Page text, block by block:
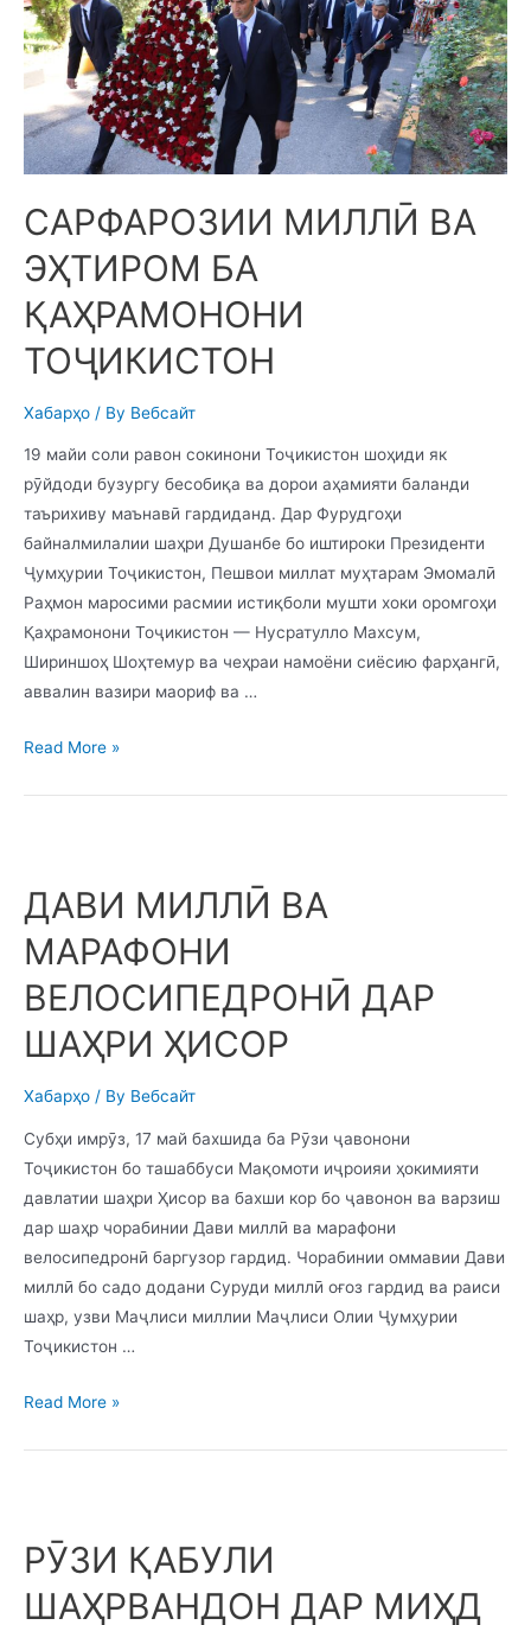
САРФАРОЗИИ МИЛЛӢ ВА
ЭҲТИРОМ БА
ҚАҲРАМОНОНИ
ТОҶИКИСТОН
Хабарҳо / By Вебсайт
19 майи соли равон сокинони Тоҷикистон шоҳиди як
рӯйдоди бузургу бесобиқа ва дорои аҳамияти баланди
таърихиву маънавӣ гардиданд. Дар Фурудгоҳи
байналмилалии шаҳри Душанбе бо иштироки Президенти
Ҷумҳурии Тоҷикистон, Пешвои миллат муҳтарам Эмомалӣ
Раҳмон маросими расмии истиқболи мушти хоки оромгоҳи
Қаҳрамонони Тоҷикистон — Нусратулло Махсум,
Шириншоҳ Шоҳтемур ва чеҳраи намоёни сиёсию фарҳангӣ,
аввалин вазири маориф ва …
Read More »
ДАВИ МИЛЛӢ ВА
МАРАФОНИ
ВЕЛОСИПЕДРОНӢ ДАР
ШАҲРИ ҲИСОР
Хабарҳо / By Вебсайт
Субҳи имрӯз, 17 май бахшида ба Рӯзи ҷавонони
Тоҷикистон бо ташаббуси Мақомоти иҷроияи ҳокимияти
давлатии шаҳри Ҳисор ва бахши кор бо ҷавонон ва варзиш
дар шаҳр чорабинии Дави миллӣ ва марафони
велосипедронӣ баргузор гардид. Чорабинии оммавии Дави
миллӣ бо садо додани Суруди миллӣ оғоз гардид ва раиси
шаҳр, узви Маҷлиси миллии Маҷлиси Олии Ҷумҳурии
Тоҷикистон …
Read More »
РӮЗИ ҚАБУЛИ
ШАҲРВАНДОН ДАР МИҲД